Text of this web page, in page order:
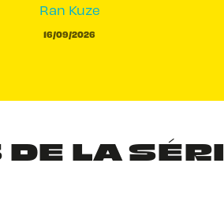
Ran Kuze
16/09/2026
LA